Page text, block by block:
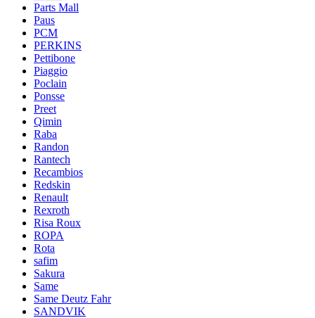
Parts Mall
Paus
PCM
PERKINS
Pettibone
Piaggio
Poclain
Ponsse
Preet
Qimin
Raba
Randon
Rantech
Recambios
Redskin
Renault
Rexroth
Risa Roux
ROPA
Rota
safim
Sakura
Same
Same Deutz Fahr
SANDVIK